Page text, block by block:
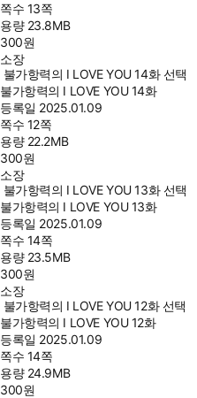
쪽수 13쪽
용량 23.8MB
300원
소장
불가항력의 I LOVE YOU 14화 선택
불가항력의 I LOVE YOU 14화
등록일 2025.01.09
쪽수 12쪽
용량 22.2MB
300원
소장
불가항력의 I LOVE YOU 13화 선택
불가항력의 I LOVE YOU 13화
등록일 2025.01.09
쪽수 14쪽
용량 23.5MB
300원
소장
불가항력의 I LOVE YOU 12화 선택
불가항력의 I LOVE YOU 12화
등록일 2025.01.09
쪽수 14쪽
용량 24.9MB
300원